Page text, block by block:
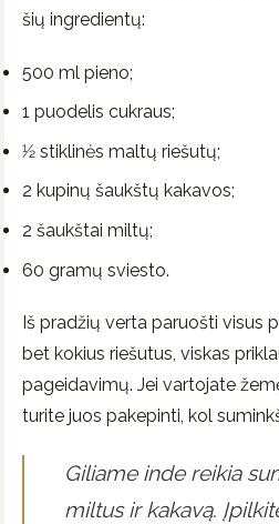
šių ingredientų:
500 ml pieno;
1 puodelis cukraus;
1⁄2 stiklinės maltų riešutų;
2 kupinų šaukštų kakavos;
2 šaukštai miltų;
60 gramų sviesto.
Iš pradžių verta paruošti visus
bet kokius riešutus, viskas
pageidavimų. Jei vartojate
turite juos pakepinti, kol
Giliame inde reikia
miltus ir kakavą.